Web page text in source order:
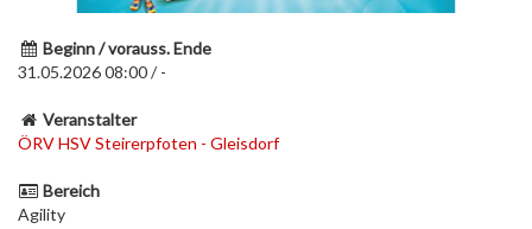
Beginn / vorauss. Ende
31.05.2026 08:00 / -
Veranstalter
ÖRV HSV Steirerpfoten - Gleisdorf
Bereich
Agility